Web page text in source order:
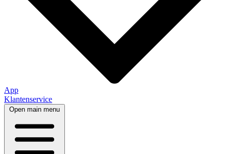
App
Klantenservice
Open main menu